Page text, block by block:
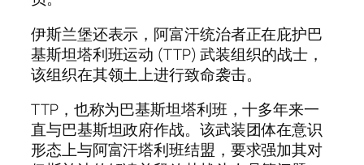
伊斯兰堡还表示，阿富汗统治者正在庇护巴
基斯坦塔利班运动 (TTP) 武装组织的战士，
该组织在其领土上进行致命袭击。
TTP，也称为巴基斯坦塔利班，十多年来一
直与巴基斯坦政府作战。该武装团体在意识
形态上与阿富汗塔利班结盟，要求强加其对